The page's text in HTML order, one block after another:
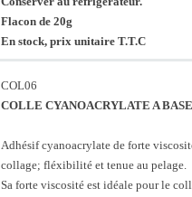
Flacon de 20g
En stock, prix unitaire T.T.C
COL06
COLLE CYANOACRYLATE A
Adhésif cyanoacrylate de forte
collage; fléxibilité et tenue au pelage.
Sa forte viscosité est idéale pour le